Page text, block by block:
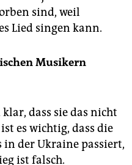
sind, weil
Lied singen kann.
Musikern
dass sie das nicht
es wichtig, dass die
in der Ukraine passiert,
ist falsch.